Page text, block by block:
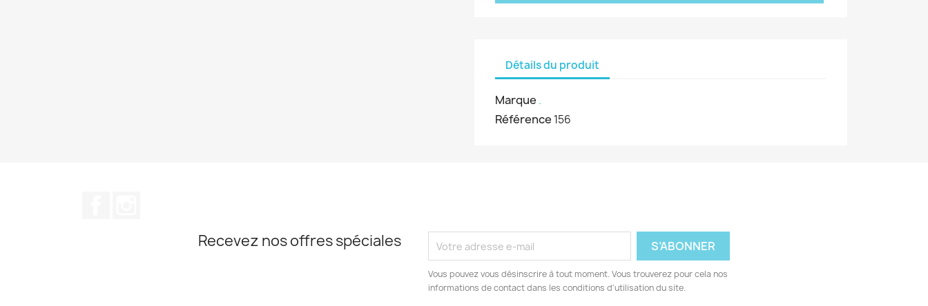
Détails du produit
Marque .
Référence 156
Recevez nos offres spéciales
Vous pouvez vous désinscrire à tout moment. Vous trouverez pour cela nos
informations de contact dans les conditions d'utilisation du site.